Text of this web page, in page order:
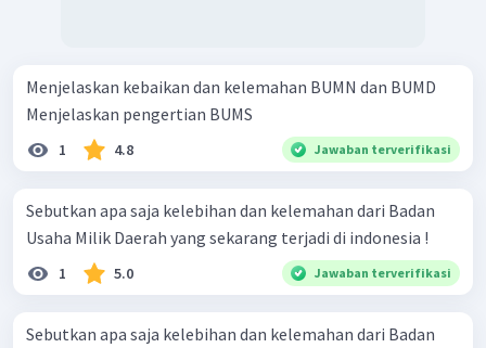
Menjelaskan kebaikan dan kelemahan BUMN dan BUMD
Menjelaskan pengertian BUMS
1 4.8 Jawaban terverifikasi
Sebutkan apa saja kelebihan dan kelemahan dari Badan
Usaha Milik Daerah yang sekarang terjadi di indonesia !
1 5.0 Jawaban terverifikasi
Sebutkan apa saja kelebihan dan kelemahan dari Badan